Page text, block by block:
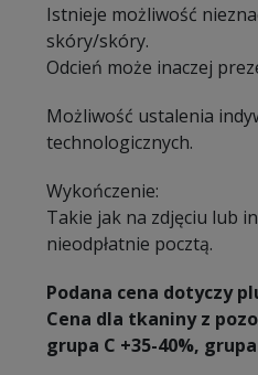
Istnieje możliwość
skóry/skóry.
Odcień może inaczej
Możliwość ustalenia
technologicznych.
Wykończenie:
Takie jak na zdjęciu lub
nieodpłatnie pocztą.
Podana cena dotyczy
Cena dla tkaniny z
grupa C +35-40%,